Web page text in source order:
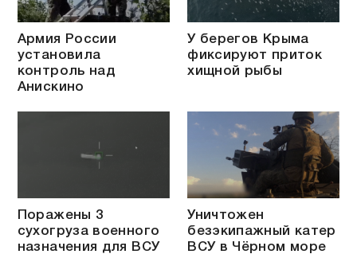
Армия России
установила
контроль над
Анискино
У берегов Крыма
фиксируют приток
хищной рыбы
Поражены 3
сухогруза военного
назначения для ВСУ
Уничтожен
безэкипажный катер
ВСУ в Чёрном море